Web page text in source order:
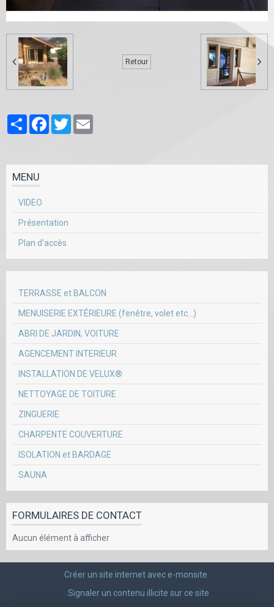
Retour
PartagerFacebookTwitter
MENU
VIDEO
Présentation
Plan d'accès
TERRASSE et BALCON
MENUISERIE EXTÉRIEURE (fenêtre, volet etc...)
ABRI DE JARDIN, VOITURE
AGENCEMENT INTERIEUR
INSTALLATION DE VELUX®
NETTOYAGE DE TOITURE
ZINGUERIE
CHARPENTE COUVERTURE
ISOLATION et BARDAGE
SAUNA
FORMULAIRES DE CONTACT
Aucun élément à afficher
Créer un site internet avec e-monsite
Signaler un contenu illicite sur ce site